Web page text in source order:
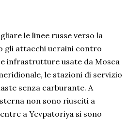
le linee russe verso la
gli attacchi ucraini contro
infrastrutture usate da Mosca
le stazioni di servizio
senza carburante. A
non sono riusciti a
a Yevpatoriya si sono